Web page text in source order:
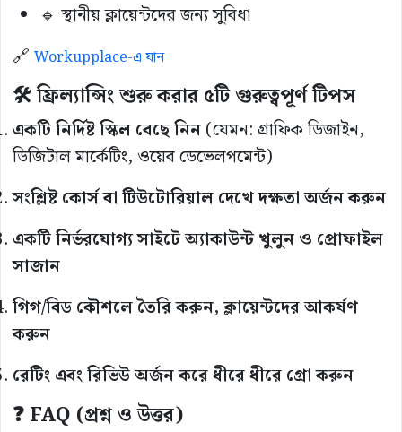
🔹 স্থানীয় ক্লায়েন্টদের জন্য সুবিধা
🔗 Workupplace-এ যান
🛠️ ফ্রিল্যান্সিং শুরু করার ৫টি গুরুত্বপূর্ণ টিপস
একটি নির্দিষ্ট স্কিল বেছে নিন(যেমন: গ্রাফিক ডিজাইন,
ডিজিটাল মার্কেটিং, ওয়েব ডেভেলপমেন্ট)
সংশ্লিষ্ট কোর্স বা টিউটোরিয়াল দেখে দক্ষতা অর্জন করুন
একটি নির্ভরযোগ্য সাইটে অ্যাকাউন্ট খুলুন ও প্রোফাইল
সাজান
গিগ/বিড কৌশলে তৈরি করুন, ক্লায়েন্টদের আকর্ষণ
করুন
রেটিং এবং রিভিউ অর্জন করে ধীরে ধীরে গ্রো করুন
❓ FAQ (প্রশ্ন ও উত্তর)